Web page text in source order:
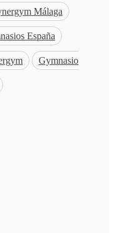
Málaga
España
Gymnasio